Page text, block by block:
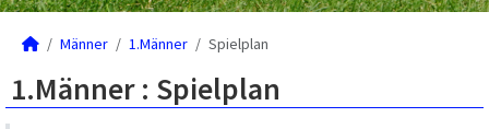
Männer 1.Männer Spielplan
1.Männer : Spielplan